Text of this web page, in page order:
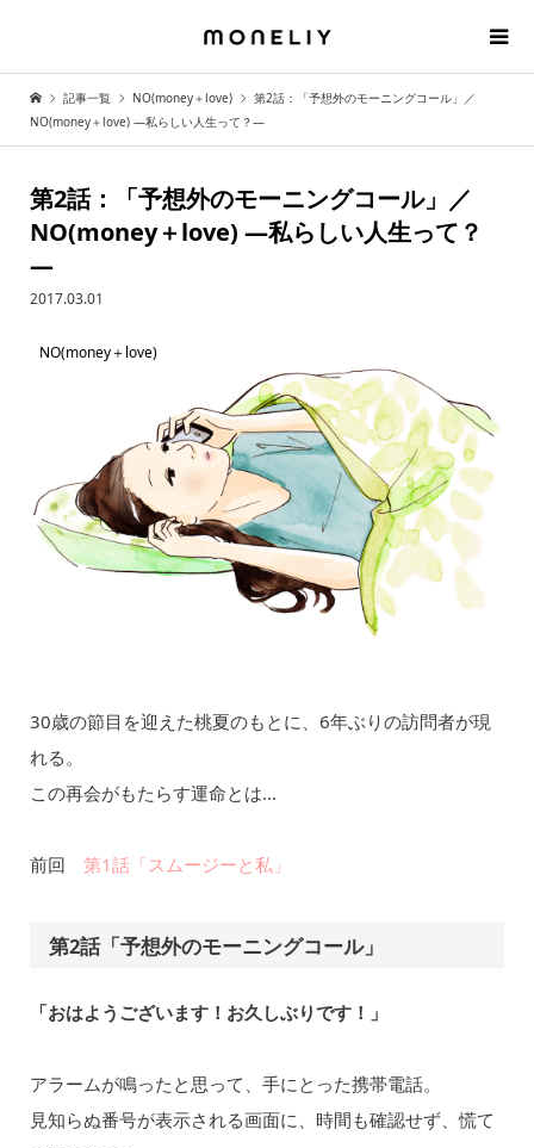
記事一覧 NO(money＋love)
第2話：「予想外のモーニングコール」／
NO(money＋love) —私らしい人生って？—
第2話：「予想外のモーニングコール」／
NO(money＋love) —私らしい人生って？
—
2017.03.01
NO(money＋love)
30歳の節目を迎えた桃夏のもとに、6年ぶりの訪問者が現
れる。
この再会がもたらす運命とは…
前回 第1話「スムージーと私」
第2話「予想外のモーニングコール」
「おはようございます！お久しぶりです！」
アラームが鳴ったと思って、手にとった携帯電話。
見知らぬ番号が表示される画面に、時間も確認せず、慌て